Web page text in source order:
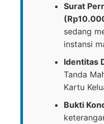
Surat
sedang
instansi
Identitas
Tanda
Kartu
Bukti